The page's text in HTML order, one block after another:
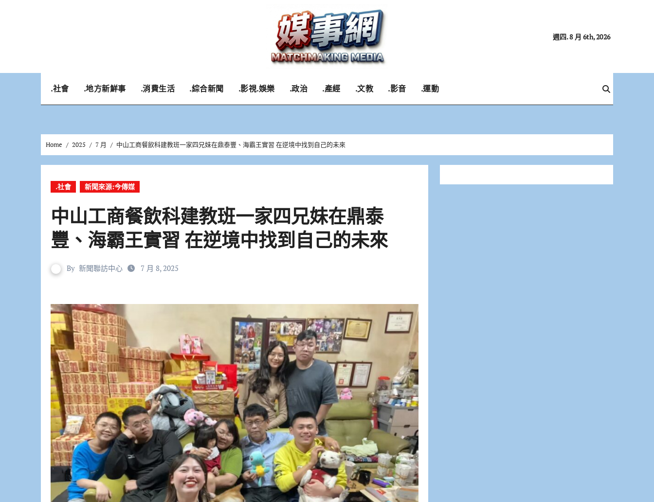
週四. 8 月 6th, 2026
.社會 .地方新鮮事 .消費生活 .綜合新聞 .影視.娛樂 .政治 .產經 .文教 .影音 .運動
Home 2025 7 月 中山工商餐飲科建教班一家四兄妹在鼎泰豐、海霸王實習 在逆境中找到自己的未來
.社會 新聞來源:今傳媒
中山工商餐飲科建教班一家四兄妹在鼎泰
豐、海霸王實習 在逆境中找到自己的未來
By 新聞聯訪中心 7 月 8, 2025